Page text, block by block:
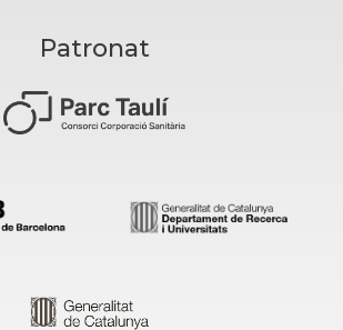
Patronat